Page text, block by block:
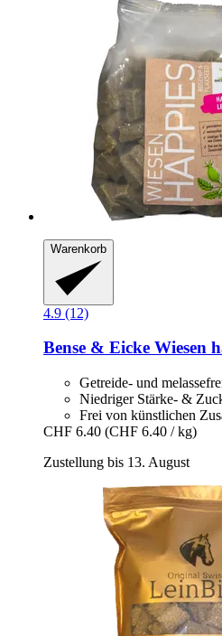
Warenkorb
4.9 (12)
Bense & Eicke Wiesen
Getreide- und
Niedriger Stärke- &
Frei von künstlichen
CHF 6.40 (CHF 6.40 / kg)
Zustellung bis 13. August